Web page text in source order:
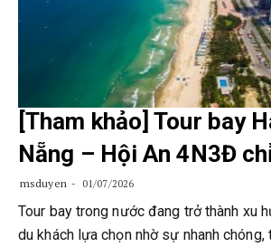
[Tham khảo] Tour bay
Nẵng – Hội An 4N3Đ
msduyen 01/07/2026
Tour bay trong nước đang trở thành xu
du khách lựa chọn nhờ sự nhanh